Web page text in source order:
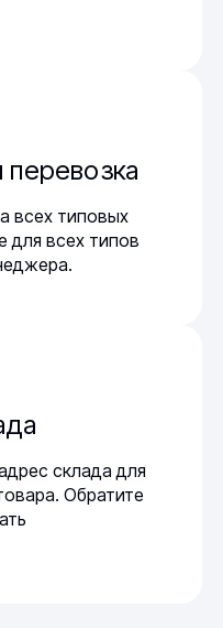
всех типовых
для всех типов
склада для
Обратите